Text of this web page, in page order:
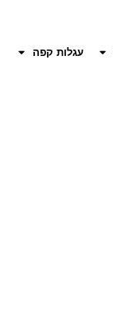
עגלות קפה